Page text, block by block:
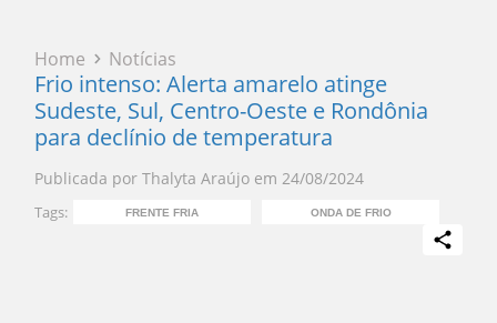
Home Notícias
Frio intenso: Alerta amarelo atinge
Sudeste, Sul, Centro-Oeste e Rondônia
para declínio de temperatura
Publicada por Thalyta Araújo em 24/08/2024
Tags: FRENTE FRIA ONDA DE FRIO